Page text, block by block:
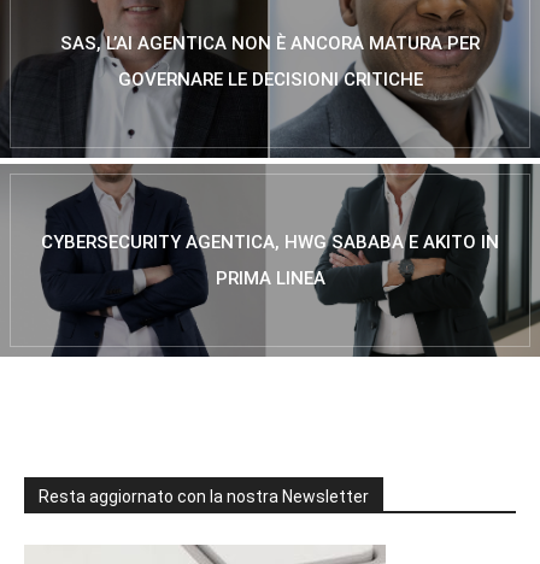
SAS, L’AI AGENTICA NON È ANCORA MATURA PER
GOVERNARE LE DECISIONI CRITICHE
CYBERSECURITY AGENTICA, HWG SABABA E AKITO IN
PRIMA LINEA
Resta aggiornato con la nostra Newsletter